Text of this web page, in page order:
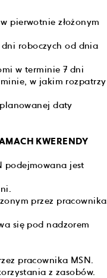
pierwotnie złożonym
dni roboczych od dnia
w terminie 7 dni
w jakim rozpatrzy
daty
KWERENDY
podejmowana jest
przez pracownika
się pod nadzorem
pracownika MSN.
z zasobów.